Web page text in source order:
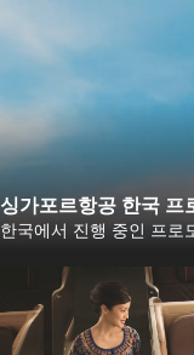
싱가포르항공 한국 프
한국에서 진행 중인 프로